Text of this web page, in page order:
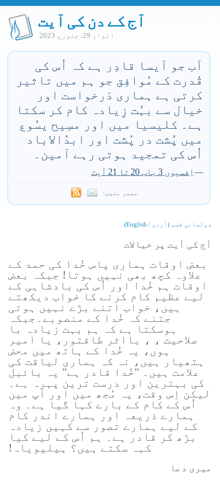
آج کے دن کی آیت
اتوار 29. جنوري 2023
اَب جو اَیسا قادِر ہے کہ اُس کی
قُدرت کے مُوافِق جو ہم میں تاثیر
کرتی ہے ہماری دَرخواست اور
خیال سے بہُت زِیادہ کام کر سکتا
ہے۔ کلیسیا میں اور مسِیح یسُوع
میں پُشت در پُشت اور ابدُالاباد
اُس کی تمجید ہوتی رہے آمین۔
—اِفسیوں 3 باب 20 تا 21 آیت
ممبر بنیں:
دولسانی قسم (اُردو / English)
آج کی آیت پر خیالات
بعض اوقات ہماری پاس خُدا کی حمد کے
علاوہ کچھ بھی نہیں ہوتا! جبکہ بعض
اوقات ہم خُدا اور اُس کی بادشاہی کے
لیے عظیم کام کرنے کا خواب دیکھتے
ہیں، خواب اتنے بڑے نہیں ہوتی
جتنے کہ خُدا کے منصوبے۔جبکہ
ہوسکتا ہے کہ ہم بہت زیادہ با
صلاحیت ، ، بااثر طاقتور، یا امیر
ہوں، یہ خُدا کے ہاتھ میں محض
ہتھیار ہیں، نہ کہ ہماری لیاقت کی
علامت ہیں۔ "خُدا قادر ہے" یہ بائبل
کی بہترین اور درست ترین پہرہ ہے۔
لیکن اِس وقت، یہ مُجھ میں اور آپ میں
اُس کے کام کے بارے کہا گیا ہے۔ وہ
ہمارے ذریعہ اور ہمارے اندر کام
کے لیے ہمارے تصور سے کہیں زیادہ
بڑھ کر قادر ہے۔ ہم اُس کے لیے کیا
کہہ سکتے ہیں؟ ہیلیویاہ!
میری دعا